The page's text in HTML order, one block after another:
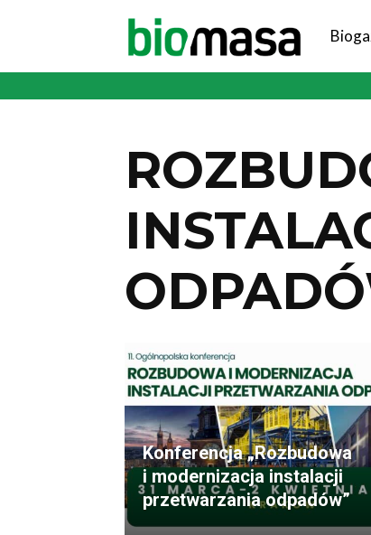
Konferencja „Rozbudowa
i modernizacja instalacji
przetwarzania odpadów”